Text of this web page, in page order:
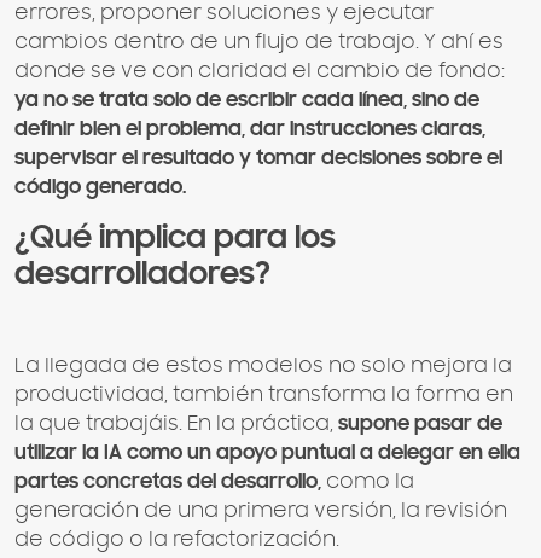
errores, proponer soluciones y ejecutar
cambios dentro de un flujo de trabajo. Y ahí es
donde se ve con claridad el cambio de fondo:
ya no se trata solo de escribir cada línea, sino de
definir bien el problema, dar instrucciones claras,
supervisar el resultado y tomar decisiones sobre el
código generado.
¿Qué implica para los
desarrolladores?
La llegada de estos modelos no solo mejora la
productividad, también transforma la forma en
la que trabajáis. En la práctica, supone pasar de
utilizar la IA como un apoyo puntual a delegar en ella
partes concretas del desarrollo, como la
generación de una primera versión, la revisión
de código o la refactorización.